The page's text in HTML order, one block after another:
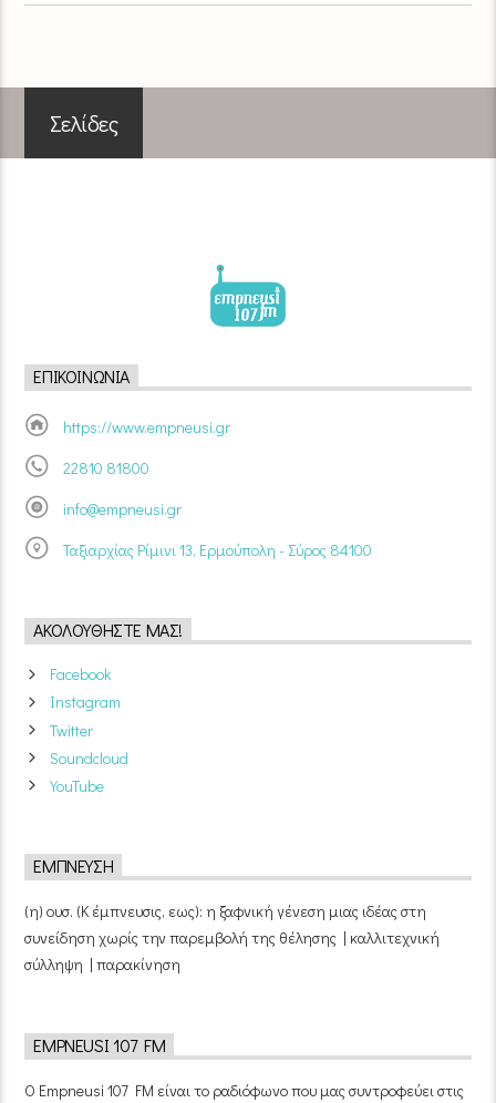
Σελίδες
ΕΠΙΚΟΙΝΩΝΊΑ
https://www.empneusi.gr
22810 81800
info@empneusi.gr
Ταξιαρχίας Ρίμινι 13, Ερμούπολη - Σύρος 84100
ΑΚΟΛΟΥΘΉΣΤΕ ΜΑΣ!
Facebook
Instagram
Twitter
Soundcloud
YouTube
ΈΜΠΝΕΥΣΗ
(η) ουσ. (Κ έμπνευσις, εως): η ξαφνική γένεση μιας ιδέας στη
συνείδηση χωρίς την παρεμβολή της θέλησης | καλλιτεχνική
σύλληψη | παρακίνηση
EMPNEUSI 107 FM
Ο Empneusi 107 FM είναι το ραδιόφωνο που μας συντροφεύει στις